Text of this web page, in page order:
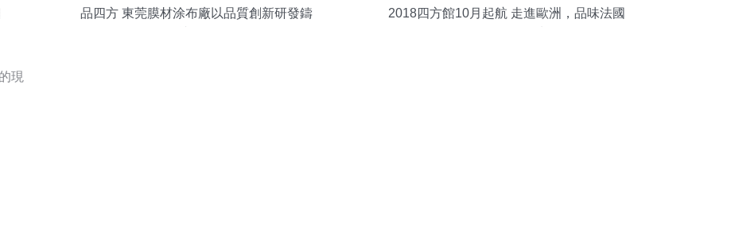
品四方 東莞膜材涂布廠以品質創新研發鑄
2018四方館10月起航 走進歐洲，品味法國